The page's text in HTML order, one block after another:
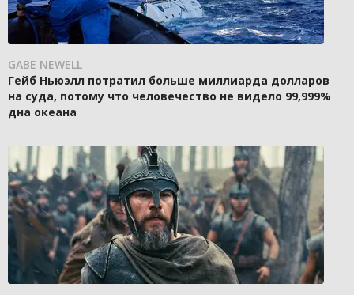
GABE NEWELL
Гейб Ньюэлл потратил больше миллиарда долларов
на суда, потому что человечество не видело 99,999%
дна океана